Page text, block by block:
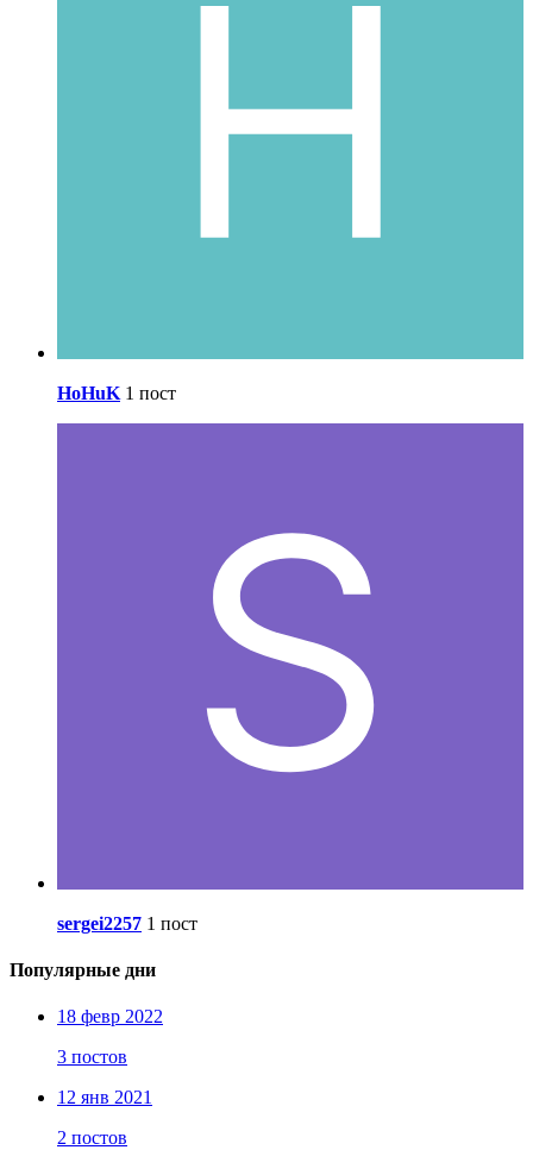
HoHuK 1 пост
sergei2257 1 пост
Популярные дни
18 февр 2022
3 постов
12 янв 2021
2 постов